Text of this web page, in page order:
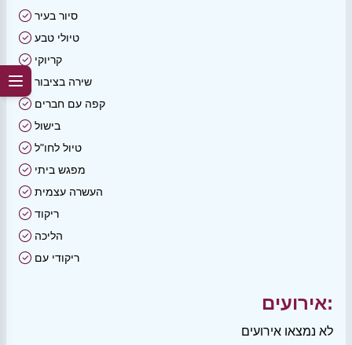
סיור בעיר
טיולי טבע
קריוקי
שירה בציבור
קפה עם חברים
בישול
טיול לחו"ל
מפגש ביתי
העשרה עצמית
ריקוד
הליכה
ריקודי עם
אירועים:
לא נמצאו אירועים